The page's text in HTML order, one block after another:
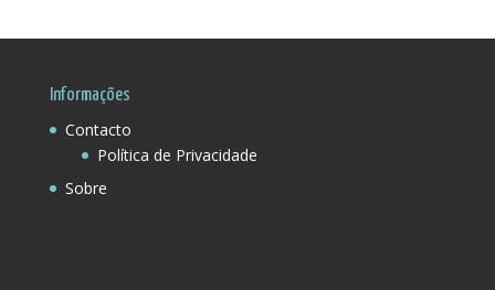
Informações
Contacto
Política de Privacidade
Sobre